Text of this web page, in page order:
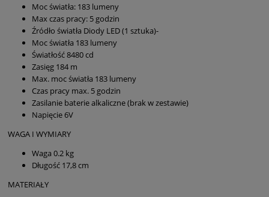
Moc światła: 183 lumeny
Max czas pracy: 5 godzin
Źródło światła Diody LED (1 sztuka)-
Moc światła 183 lumeny
Światłość 8480 cd
Zasięg 184 m
Max. moc światła 183 lumeny
Czas pracy max. 5 godzin
Zasilanie baterie alkaliczne (brak w zestawie)
Napięcie 6V
WAGA I WYMIARY
Waga 0.2 kg
Długość 17,8 cm
MATERIAŁY